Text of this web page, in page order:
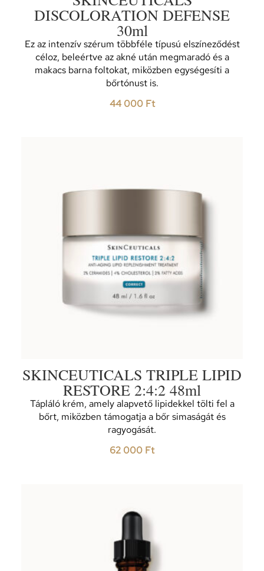
DISCOLORATION DEFENSE
30ml
Ez az intenzív szérum többféle típusú elszíneződést
céloz, beleértve az akné után megmaradó és a
makacs barna foltokat, miközben egységesíti a
bőrtónust is.
44 000 Ft
SKINCEUTICALS TRIPLE LIPID
RESTORE 2:4:2 48ml
Tápláló krém, amely alapvető lipidekkel tölti fel a
bőrt, miközben támogatja a bőr simaságát és
ragyogását.
62 000 Ft